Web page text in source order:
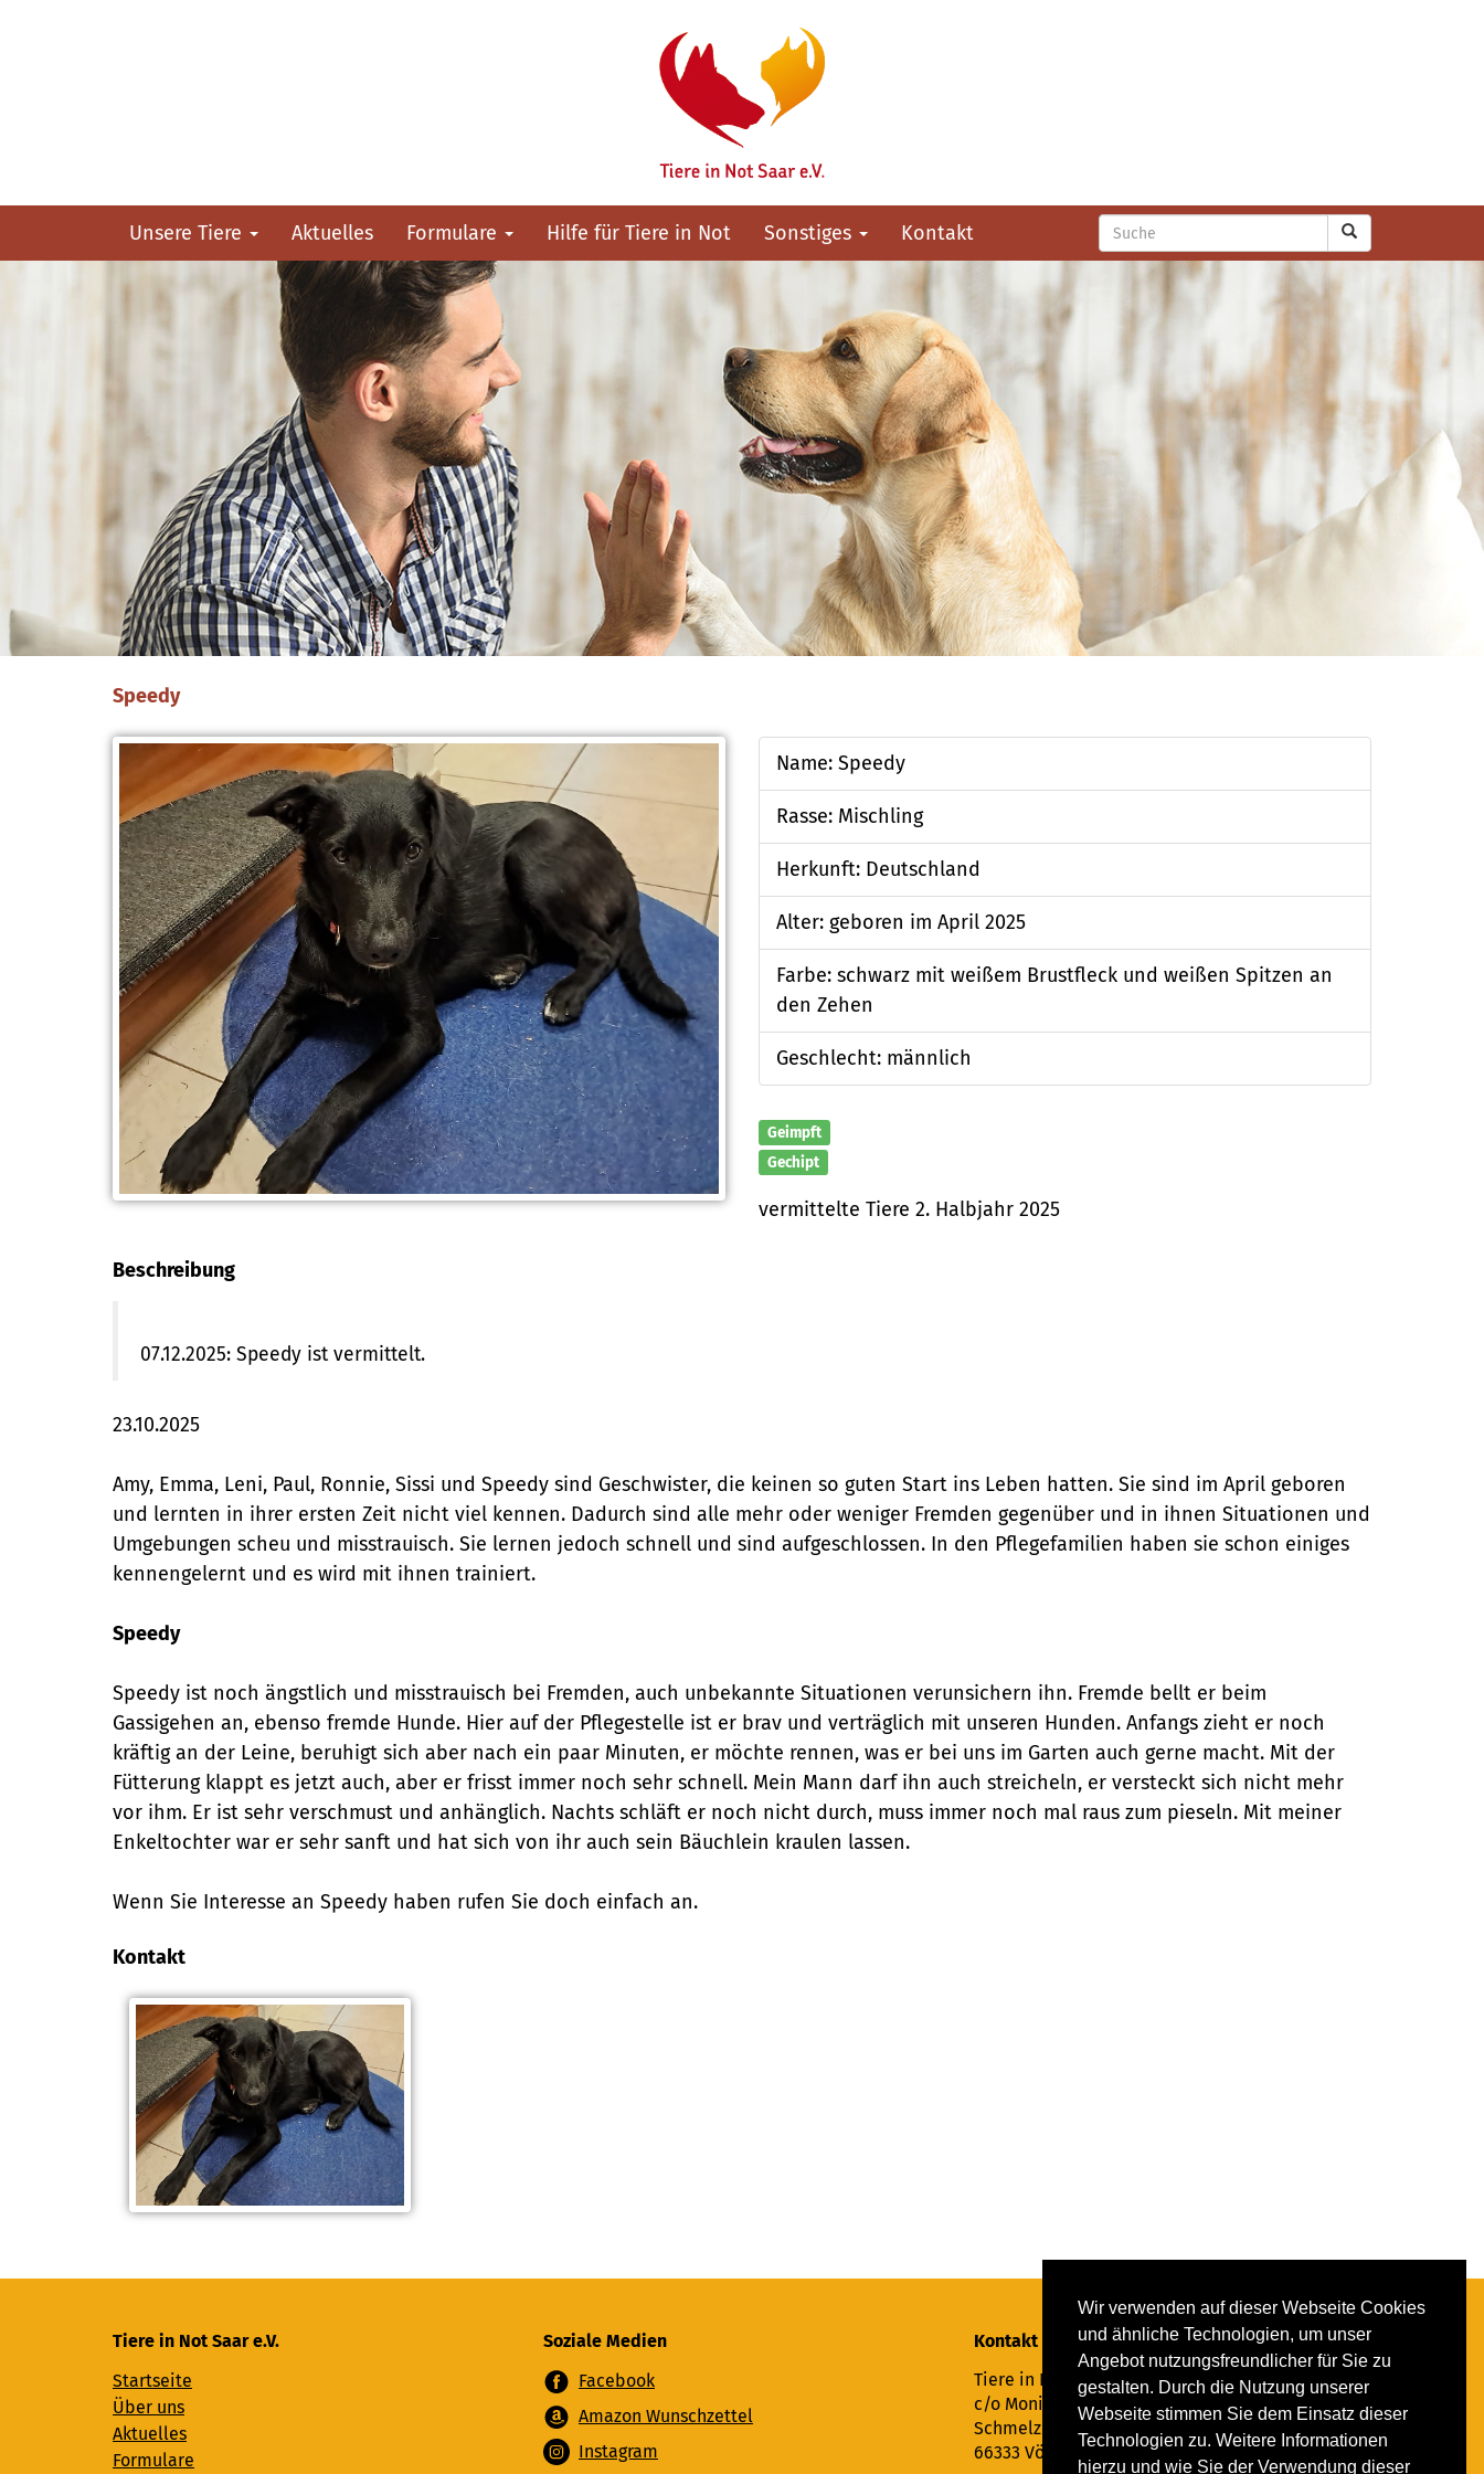
Wir verwenden auf dieser Webseite Cookies
und ähnliche Technologien, um unser
Angebot nutzungsfreundlicher für Sie zu
gestalten. Durch die Nutzung unserer
Webseite stimmen Sie dem Einsatz dieser
Technologien zu. Weitere Informationen
hierzu und wie Sie der Verwendung dieser
Unsere Tiere Aktuelles Formulare Hilfe für Tiere in Not Sonstiges Kontakt
Speedy
Name: Speedy
Rasse: Mischling
Herkunft: Deutschland
Alter: geboren im April 2025
Farbe: schwarz mit weißem Brustfleck und weißen Spitzen an
den Zehen
Geschlecht: männlich
Geimpft
Gechipt
vermittelte Tiere 2. Halbjahr 2025
Beschreibung
07.12.2025: Speedy ist vermittelt.
23.10.2025
Amy, Emma, Leni, Paul, Ronnie, Sissi und Speedy sind Geschwister, die keinen so guten Start ins Leben hatten. Sie sind im April geboren
und lernten in ihrer ersten Zeit nicht viel kennen. Dadurch sind alle mehr oder weniger Fremden gegenüber und in ihnen Situationen und
Umgebungen scheu und misstrauisch. Sie lernen jedoch schnell und sind aufgeschlossen. In den Pflegefamilien haben sie schon einiges
kennengelernt und es wird mit ihnen trainiert.
Speedy
Speedy ist noch ängstlich und misstrauisch bei Fremden, auch unbekannte Situationen verunsichern ihn. Fremde bellt er beim
Gassigehen an, ebenso fremde Hunde. Hier auf der Pflegestelle ist er brav und verträglich mit unseren Hunden. Anfangs zieht er noch
kräftig an der Leine, beruhigt sich aber nach ein paar Minuten, er möchte rennen, was er bei uns im Garten auch gerne macht. Mit der
Fütterung klappt es jetzt auch, aber er frisst immer noch sehr schnell. Mein Mann darf ihn auch streicheln, er versteckt sich nicht mehr
vor ihm. Er ist sehr verschmust und anhänglich. Nachts schläft er noch nicht durch, muss immer noch mal raus zum pieseln. Mit meiner
Enkeltochter war er sehr sanft und hat sich von ihr auch sein Bäuchlein kraulen lassen.
Wenn Sie Interesse an Speedy haben rufen Sie doch einfach an.
Kontakt
Tiere in Not Saar e.V.
Startseite
Über uns
Aktuelles
Formulare
Soziale Medien
Facebook
Amazon Wunschzettel
Instagram
Kontakt
Tiere in Not Saar e.V.
c/o Monika Ewen
Schmelzer Straße 22
66333 Völklingen